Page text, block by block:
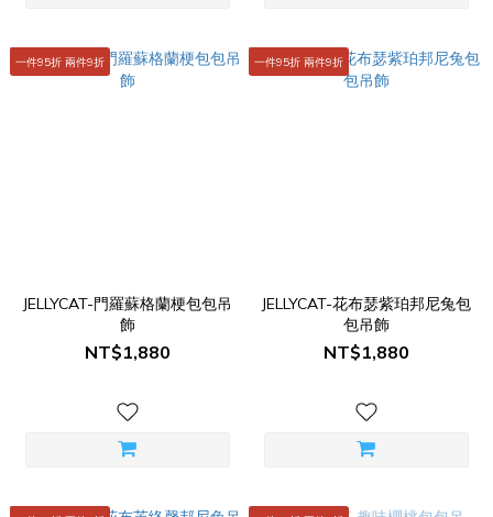
一件95折 兩件9折
JELLYCAT-門羅蘇格蘭梗包包吊
飾
NT$1,880
一件95折 兩件9折
JELLYCAT-花布瑟紫珀邦尼兔包
包吊飾
NT$1,880